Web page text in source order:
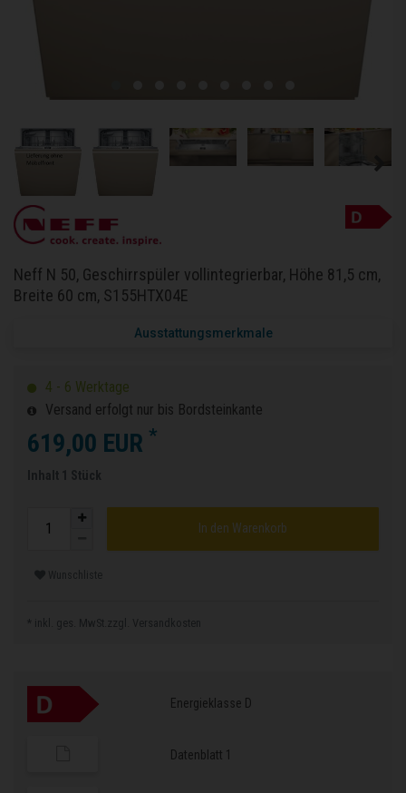
Neff N 50, Geschirrspüler vollintegrierbar, Höhe 81,5 cm,
Breite 60 cm, S155HTX04E
Ausstattungsmerkmale
4 - 6 Werktage
Versand erfolgt nur bis Bordsteinkante
619,00 EUR *
Inhalt 1 Stück
In den Warenkorb
Wunschliste
* inkl. ges. MwSt.zzgl. Versandkosten
Energieklasse D
Datenblatt 1